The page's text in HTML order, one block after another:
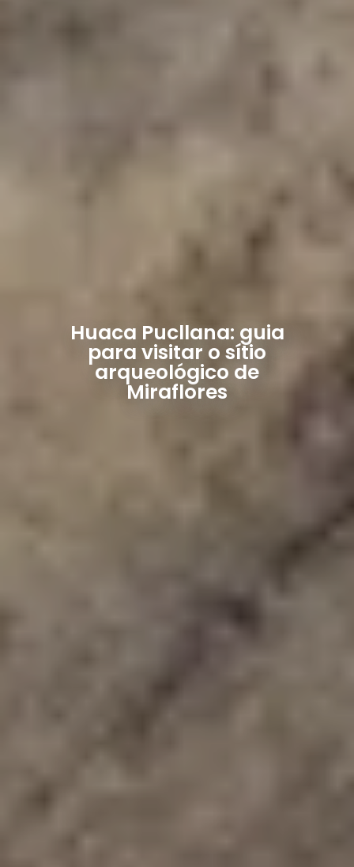
Huaca Pucllana: guia
para visitar o sítio
arqueológico de
Miraflores